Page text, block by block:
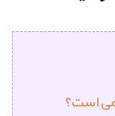
است؟